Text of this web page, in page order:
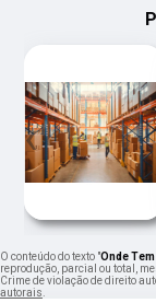
‹
O conteúdo do texto "Onde
reprodução, parcial ou total,
Crime de violação de direito
autorais